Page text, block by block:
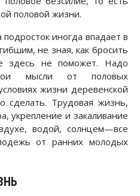
половой жизни.
иногда впадает в
не зная, как бросить
здесь не поможет. Надо
мысли от половых
жизни деревенской
сделать. Трудовая жизнь,
укрепление и закаливание
водой, солнцем—все
от ранних молодых